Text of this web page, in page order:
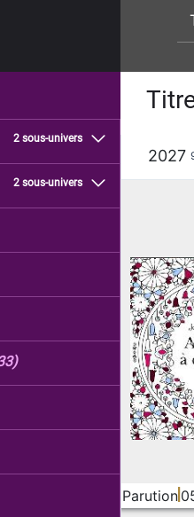
2 sous-univers
2 sous-univers
2027
Parution